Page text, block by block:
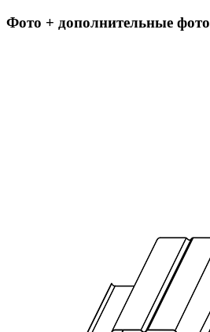
Фото + дополнительные фото